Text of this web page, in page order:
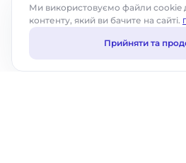
Ми використовуємо файли cookie
контенту, який ви бачите на сайті.
Прийняти та